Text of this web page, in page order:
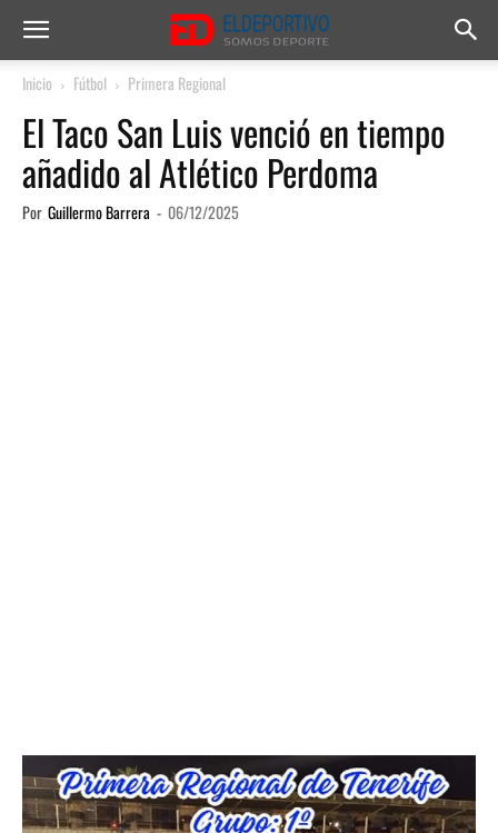
Inicio Fútbol Primera Regional
El Taco San Luis venció en tiempo
añadido al Atlético Perdoma
Por Guillermo Barrera - 06/12/2025